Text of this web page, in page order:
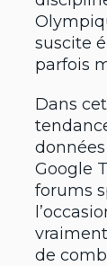
suscite
parfois
Dans
Google
forums
de